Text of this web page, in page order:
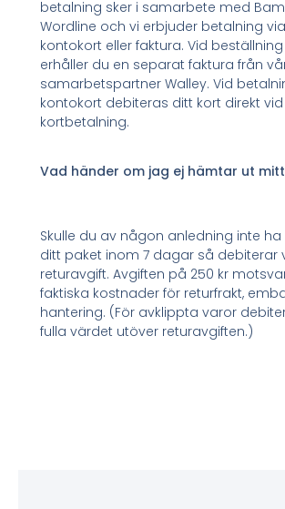
betalning sker i samarbete med
Wordline och vi erbjuder betalning
kontokort eller faktura. Vid
erhåller du en separat faktura från
samarbetspartner Walley. Vid
kontokort debiteras ditt kort direkt vid
kortbetalning.
Vad händer om jag ej hämtar ut
Skulle du av någon anledning inte
ditt paket inom 7 dagar så debiterar
returavgift. Avgiften på 250 kr
faktiska kostnader för returfrakt,
hantering. (För avklippta varor
fulla värdet utöver returavgiften.)